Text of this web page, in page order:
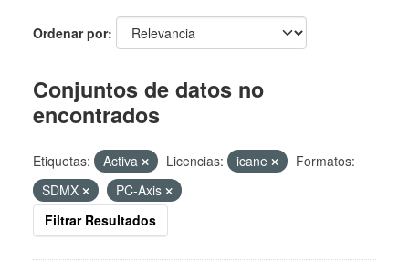
Ordenar por
Conjuntos de datos no
encontrados
Etiquetas: Activa Licencias: icane
Formatos:
SDMX
PC-Axis
Filtrar Resultados